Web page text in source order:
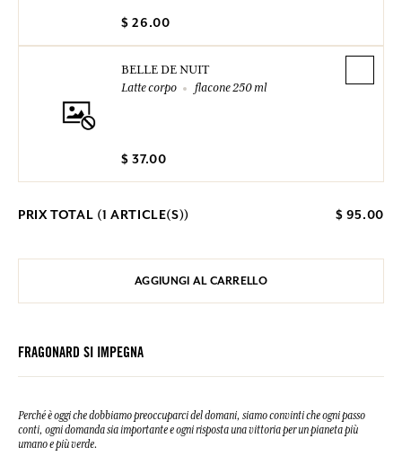
$ 26.00
BELLE DE NUIT
Latte corpo
flacone 250 ml
$ 37.00
PRIX TOTAL (1 ARTICLE(S)) $ 95.00
AGGIUNGI AL CARRELLO
FRAGONARD SI IMPEGNA
Perché è oggi che dobbiamo preoccuparci del domani, siamo convinti che ogni passo
conti, ogni domanda sia importante e ogni risposta una vittoria per un pianeta più
umano e più verde.